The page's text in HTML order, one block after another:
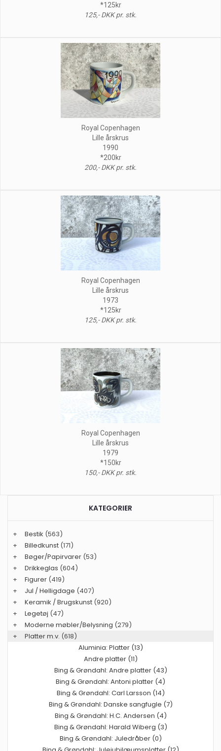
*125kr
125,- DKK pr. stk.
Royal Copenhagen
Lille årskrus
1990
*200kr
200,- DKK pr. stk.
Royal Copenhagen
Lille årskrus
1973
*125kr
125,- DKK pr. stk.
Royal Copenhagen
Lille årskrus
1979
*150kr
150,- DKK pr. stk.
KATEGORIER
+ Bestik (563)
+
Billedkunst (171)
+
Bøger/Papirvarer (53)
+
Drikkeglas (604)
+
Figurer (419)
+
Jul / Helligdage (407)
+
Keramik / Brugskunst (920)
+
Legetøj (47)
+
Moderne møbler/Belysning (279)
+
Platter m.v. (618)
Aluminia: Platter (13)
Andre platter (11)
Bing & Grøndahl: Andre platter (43)
Bing & Grøndahl: Antoni platter (4)
Bing & Grøndahl: Carl Larsson (14)
Bing & Grøndahl: Danske sangfugle (7)
Bing & Grøndahl: H.C. Andersen (4)
Bing & Grøndahl: Harald Wiberg (3)
Bing & Grøndahl: Juledråber (0)